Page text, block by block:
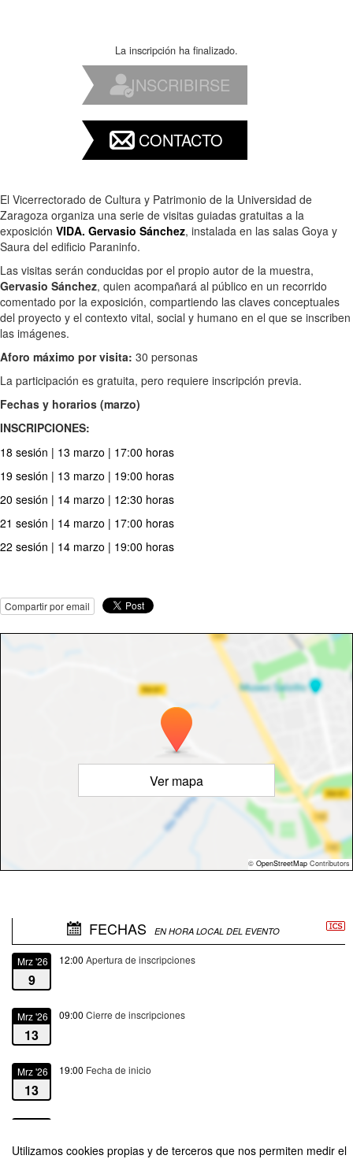
Utilizamos cookies propias y de terceros que nos permiten medir el
La inscripción ha finalizado.
INSCRIBIRSE
CONTACTO
El Vicerrectorado de Cultura y Patrimonio de la Universidad de
Zaragoza organiza una serie de visitas guiadas gratuitas a la
exposición VIDA. Gervasio Sánchez, instalada en las salas Goya y
Saura del edificio Paraninfo.
Las visitas serán conducidas por el propio autor de la muestra,
Gervasio Sánchez, quien acompañará al público en un recorrido
comentado por la exposición, compartiendo las claves conceptuales
del proyecto y el contexto vital, social y humano en el que se inscriben
las imágenes.
Aforo máximo por visita: 30 personas
La participación es gratuita, pero requiere inscripción previa.
Fechas y horarios (marzo)
INSCRIPCIONES:
18 sesión | 13 marzo | 17:00 horas
19 sesión | 13 marzo | 19:00 horas
20 sesión | 14 marzo | 12:30 horas
21 sesión | 14 marzo | 17:00 horas
22 sesión | 14 marzo | 19:00 horas
Compartir por email
Ver mapa
© OpenStreetMap Contributors
FECHAS EN HORA LOCAL DEL EVENTO
Mrz '26
9
12:00 Apertura de inscripciones
Mrz '26
13
09:00 Cierre de inscripciones
Mrz '26
13
19:00 Fecha de inicio
13